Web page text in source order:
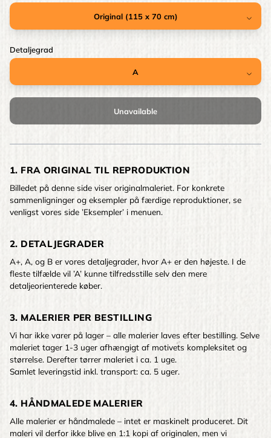
Detaljegrad
1. FRA ORIGINAL TIL REPRODUKTION
Billedet på denne side viser originalmaleriet. For konkrete
sammenligninger og eksempler på færdige reproduktioner, se
venligst vores side ’Eksempler’ i menuen.
2. DETALJEGRADER
A+, A, og B er vores detaljegrader, hvor A+ er den højeste. I de
fleste tilfælde vil ’A’ kunne tilfredsstille selv den mere
detaljeorienterede køber.
3. MALERIER PER BESTILLING
Vi har ikke varer på lager – alle malerier laves efter bestilling. Selve
maleriet tager 1-3 uger afhængigt af motivets kompleksitet og
størrelse. Derefter tørrer maleriet i ca. 1 uge.
Samlet leveringstid inkl. transport: ca. 5 uger.
4. HÅNDMALEDE MALERIER
Alle malerier er håndmalede – intet er maskinelt produceret. Dit
maleri vil derfor ikke blive en 1:1 kopi af originalen, men vi